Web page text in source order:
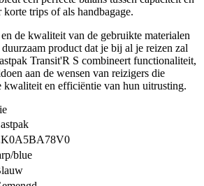
trips of als handbagage.
de kwaliteit van de gebruikte materialen
product dat je bij al je reizen zal
Transit'R S combineert functionaliteit,
aan de wensen van reizigers die
kwaliteit en efficiëntie van hun uitrusting.
blue